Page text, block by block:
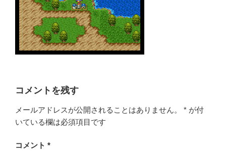
コメントを残す
メールアドレスが公開されることはありません。 * が付
いている欄は必須項目です
コメント *